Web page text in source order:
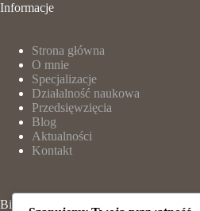
Informacje
Strona główna
O mnie
Specjalizacje
Działalność naukowa
Przedsięwzięcia
Blog
Aktualności
Kontakt
Biuro